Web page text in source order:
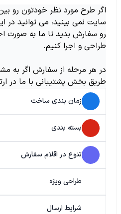
اگر طرح مورد نظر خودتون رو
سایت نمی بینید، می توانید
رو سفارش بدید تا ما به صورت
طراحی و اجرا کنیم.
در هر مرحله از سفارش اگر به
طریق بخش پشتیبانی با ما در
زمان بندی ساخت
بسته بندی
تنوع در اقلام سفارش
طراحی ویژه
شرایط ارسال